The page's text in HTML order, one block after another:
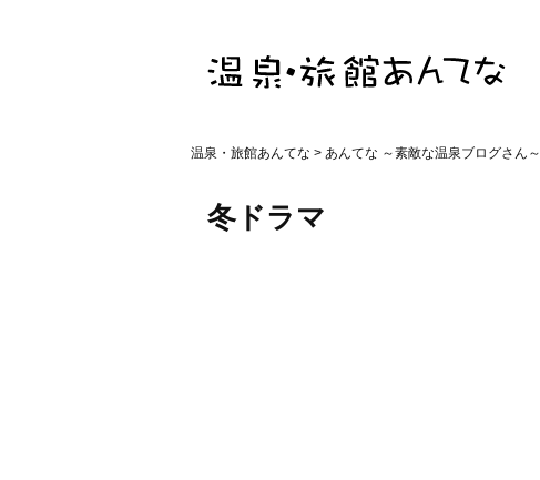
温泉・旅館あんてな > あんてな ～素敵な温泉ブログさん～
冬ドラマ